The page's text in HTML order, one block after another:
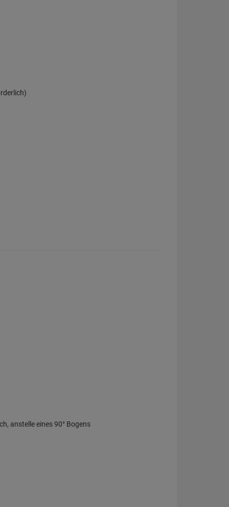
anstelle eines 90° Bogens